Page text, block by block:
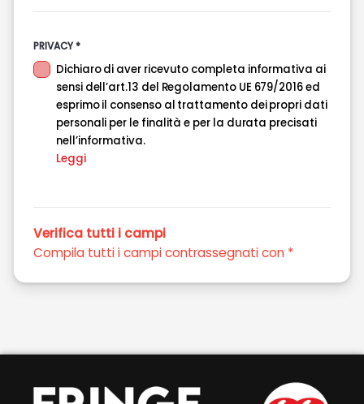
PRIVACY *
Dichiaro di aver ricevuto completa informativa ai
sensi dell’art.13 del Regolamento UE 679/2016 ed
esprimo il consenso al trattamento dei propri dati
personali per le finalità e per la durata precisati
nell’informativa.
Leggi
Verifica tutti i campi
Compila tutti i campi contrassegnati con *